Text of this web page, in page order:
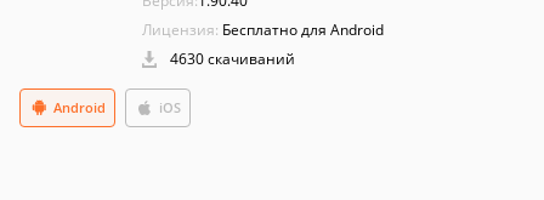
Лицензия: Бесплатно для Android
4630 скачиваний
Android iOS